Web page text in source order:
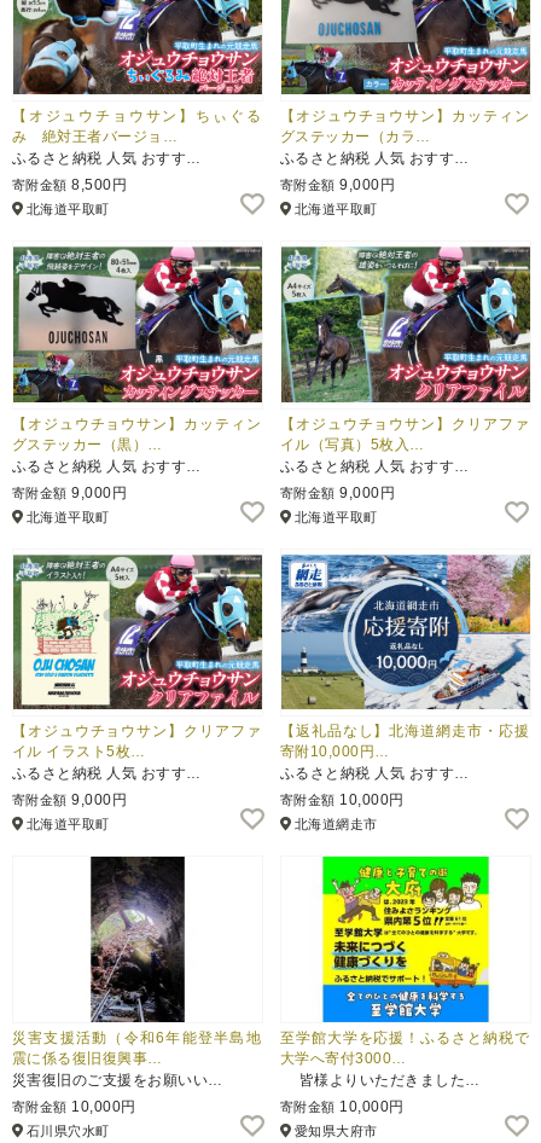
【オジュウチョウサン】ちぃぐる
み 絶対王者バージョ…
ふるさと納税 人気 おすす…
寄附金額 8,500円
北海道平取町
【オジュウチョウサン】カッティン
グステッカー（カラ…
ふるさと納税 人気 おすす…
寄附金額 9,000円
北海道平取町
【オジュウチョウサン】カッティン
グステッカー（黒）…
ふるさと納税 人気 おすす…
寄附金額 9,000円
北海道平取町
【オジュウチョウサン】クリアファ
イル（写真）5枚入…
ふるさと納税 人気 おすす…
寄附金額 9,000円
北海道平取町
【オジュウチョウサン】クリアファ
イル イラスト5枚…
ふるさと納税 人気 おすす…
寄附金額 9,000円
北海道平取町
【返礼品なし】北海道網走市・応援
寄附10,000円…
ふるさと納税 人気 おすす…
寄附金額 10,000円
北海道網走市
災害支援活動（令和6年能登半島地
震に係る復旧復興事…
災害復旧のご支援をお願いい…
寄附金額 10,000円
石川県穴水町
至学館大学を応援！ふるさと納税で
大学へ寄付3000…
皆様よりいただきました…
寄附金額 10,000円
愛知県大府市